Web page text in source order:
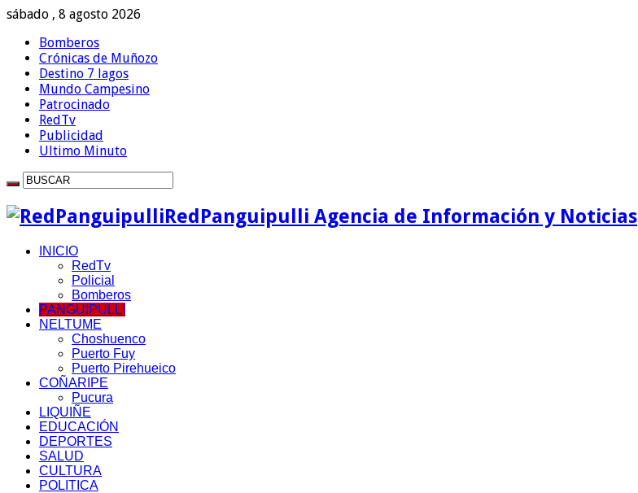
sábado , 8 agosto 2026
Bomberos
Crónicas de Muñozo
Destino 7 lagos
Mundo Campesino
Patrocinado
RedTv
Publicidad
Ultimo Minuto
RedPanguipulli Agencia de Información y Noticias
INICIO
RedTv
Policial
Bomberos
PANGUIPULLI
NELTUME
Choshuenco
Puerto Fuy
Puerto Pirehueico
COÑARIPE
Pucura
LIQUIÑE
EDUCACIÓN
DEPORTES
SALUD
CULTURA
POLITICA